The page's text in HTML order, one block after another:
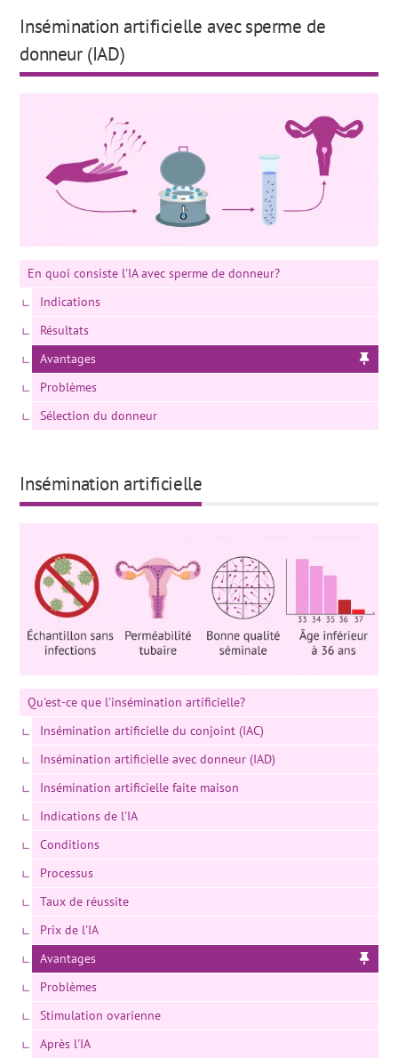
Insémination artificielle avec sperme de
donneur (IAD)
En quoi consiste l'IA avec sperme de donneur?
Indications
Résultats
Avantages
Problèmes
Sélection du donneur
Insémination artificielle
Qu'est-ce que l'insémination artificielle?
Insémination artificielle du conjoint (IAC)
Insémination artificielle avec donneur (IAD)
Insémination artificielle faite maison
Indications de l'IA
Conditions
Processus
Taux de réussite
Prix de l'IA
Avantages
Problèmes
Stimulation ovarienne
Après l'IA